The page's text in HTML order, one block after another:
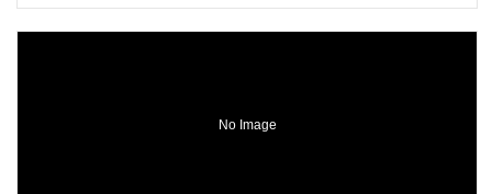
No Image